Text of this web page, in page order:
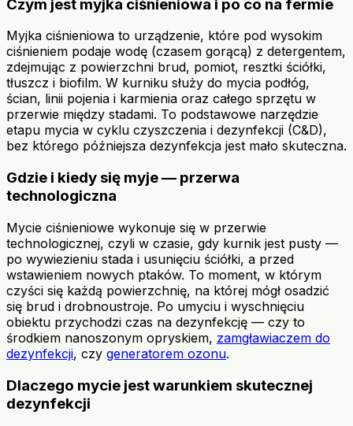
Czym jest myjka ciśnieniowa i po co na fermie
Myjka ciśnieniowa to urządzenie, które pod wysokim
ciśnieniem podaje wodę (czasem gorącą) z detergentem,
zdejmując z powierzchni brud, pomiot, resztki ściółki,
tłuszcz i biofilm. W kurniku służy do mycia podłóg,
ścian, linii pojenia i karmienia oraz całego sprzętu w
przerwie między stadami. To podstawowe narzędzie
etapu mycia w cyklu czyszczenia i dezynfekcji (C&D),
bez którego późniejsza dezynfekcja jest mało skuteczna.
Gdzie i kiedy się myje — przerwa
technologiczna
Mycie ciśnieniowe wykonuje się w przerwie
technologicznej, czyli w czasie, gdy kurnik jest pusty —
po wywiezieniu stada i usunięciu ściółki, a przed
wstawieniem nowych ptaków. To moment, w którym
czyści się każdą powierzchnię, na której mógł osadzić
się brud i drobnoustroje. Po umyciu i wyschnięciu
obiektu przychodzi czas na dezynfekcję — czy to
środkiem nanoszonym opryskiem, zamgławiaczem do
dezynfekcji, czy generatorem ozonu.
Dlaczego mycie jest warunkiem skutecznej
dezynfekcji